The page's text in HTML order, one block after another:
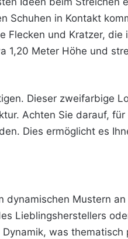
Schuhen in Kontakt
Flecken und Kratzer, die
1,20 Meter Höhe und
Dieser zweifarbige
Achten Sie darauf, für
Dies ermöglicht es
dynamischen Mustern
Lieblingsherstellers
was